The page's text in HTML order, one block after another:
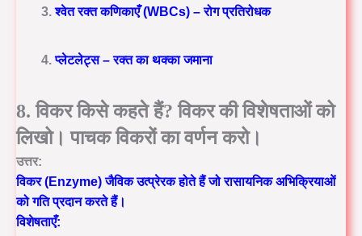
श्वेत रक्त कणिकाएँ (WBCs) – रोग प्रतिरोधक
प्लेटलेट्स – रक्त का थक्का जमाना
8. विकर किसे कहते हैं? विकर की विशेषताओं को
लिखो। पाचक विकरों का वर्णन करो।
उत्तर:
विकर (Enzyme) जैविक उत्प्रेरक होते हैं जो रासायनिक अभिक्रियाओं
को गति प्रदान करते हैं।
विशेषताएँ: